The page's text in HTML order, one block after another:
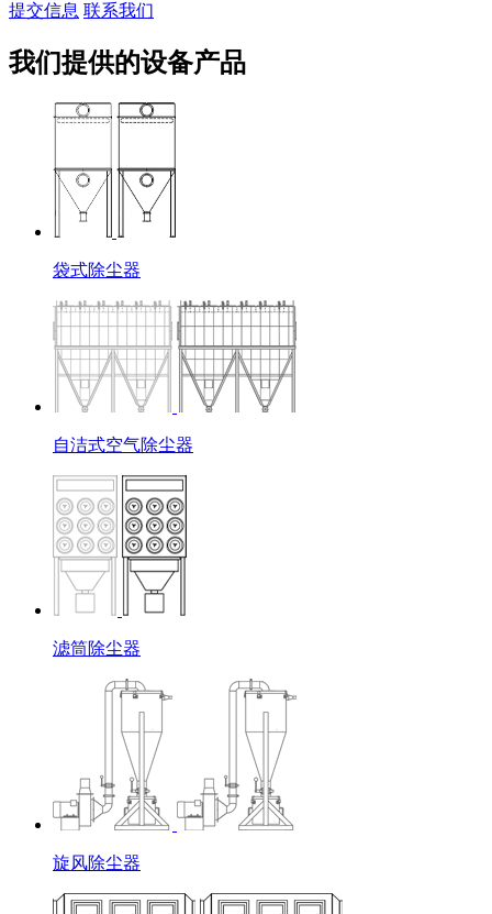
提交信息 联系我们
我们提供的设备产品
袋式除尘器
自洁式空气除尘器
滤筒除尘器
旋风除尘器